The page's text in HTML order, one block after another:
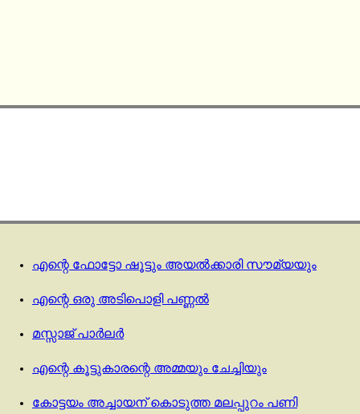
എന്റെ ഫോട്ടോ ഷൂട്ടും അയൽക്കാരി സൗമ്യയും
എന്റെ ഒരു അടിപൊളി പണ്ണൽ
മസ്സാജ് പാര്‍ലര്‍
എന്റെ കൂട്ടുകാരന്റെ അമ്മയും ചേച്ചിയും
കോട്ടയം അച്ചായന് കൊടുത്ത മലപ്പുറം പണി